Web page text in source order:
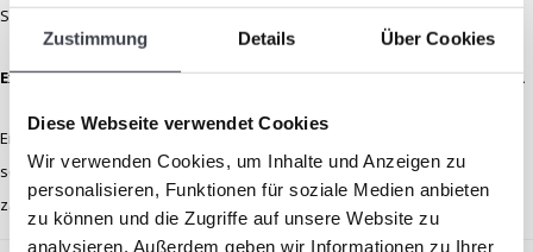
Zustimmung Details Über Cookies
Diese Webseite verwendet Cookies
Wir verwenden Cookies, um Inhalte und Anzeigen zu
personalisieren, Funktionen für soziale Medien anbieten
zu können und die Zugriffe auf unsere Website zu
analysieren. Außerdem geben wir Informationen zu Ihrer
Sammlerstück für Liebhaber*innen hochwertiger Glaskunst.
Exklusiv bei Kristal-Glas Leerdam und nirgendwo sonst erhältlich.
Ein festliches Kunstwerk, das nicht nur Farbe in Ihr Interieur bringt,
sondern Ihnen auch jeden Tag aufs Neue ein Lächeln ins Gesicht
zaubert.